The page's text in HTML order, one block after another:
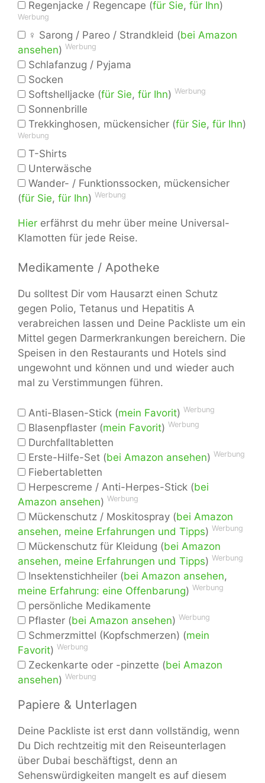
Regenjacke / Regencape (für Sie, für Ihn)
Werbung
♀ Sarong / Pareo / Strandkleid (bei Amazon
ansehen) Werbung
Schlafanzug / Pyjama
Socken
Softshelljacke (für Sie, für Ihn) Werbung
Sonnenbrille
Trekkinghosen, mückensicher (für Sie, für Ihn)
Werbung
T-Shirts
Unterwäsche
Wander- / Funktionssocken, mückensicher
(für Sie, für Ihn) Werbung
Hier erfährst du mehr über meine Universal-
Klamotten für jede Reise.
Medikamente / Apotheke
Du solltest Dir vom Hausarzt einen Schutz
gegen Polio, Tetanus und Hepatitis A
verabreichen lassen und Deine Packliste um ein
Mittel gegen Darmerkrankungen bereichern. Die
Speisen in den Restaurants und Hotels sind
ungewohnt und können und und wieder auch
mal zu Verstimmungen führen.
Anti-Blasen-Stick (mein Favorit) Werbung
Blasenpflaster (mein Favorit) Werbung
Durchfalltabletten
Erste-Hilfe-Set (bei Amazon ansehen) Werbung
Fiebertabletten
Herpescreme / Anti-Herpes-Stick (bei
Amazon ansehen) Werbung
Mückenschutz / Moskitospray (bei Amazon
ansehen, meine Erfahrungen und Tipps) Werbung
Mückenschutz für Kleidung (bei Amazon
ansehen, meine Erfahrungen und Tipps) Werbung
Insektenstichheiler (bei Amazon ansehen,
meine Erfahrung: eine Offenbarung) Werbung
persönliche Medikamente
Pflaster (bei Amazon ansehen) Werbung
Schmerzmittel (Kopfschmerzen) (mein
Favorit) Werbung
Zeckenkarte oder -pinzette (bei Amazon
ansehen) Werbung
Papiere & Unterlagen
Deine Packliste ist erst dann vollständig, wenn
Du Dich rechtzeitig mit den Reiseunterlagen
über Dubai beschäftigst, denn an
Sehenswürdigkeiten mangelt es auf diesem